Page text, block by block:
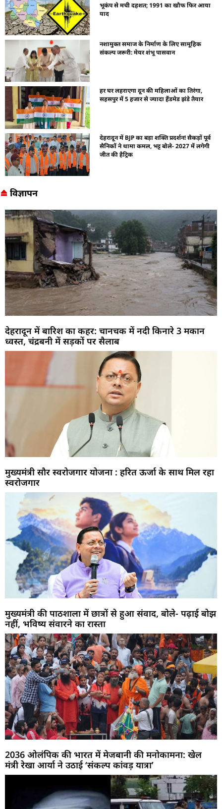
भूकंप से मची दहशत; 1991 का खौफ फिर आया
याद
नशामुक्त समाज के निर्माण के लिए सामूहिक
संकल्प जरूरी: मेयर शंभू पासवान
हर घर लहराएगा दून की महिलाओं का तिरंगा,
सहसपुर में 5 हजार से ज्यादा हैंडमेड झंडे तैयार
देहरादून में BJP का बड़ा शक्ति प्रदर्शन! सैकड़ों पूर्व
सैनिकों ने थामा कमल, भट्ट बोले- 2027 में लगेगी
जीत की हैट्रिक
विज्ञापन
देहरादून में बारिश का कहर: चानचक में नदी किनारे 3 मकान
ध्वस्त, चंद्रबनी में सड़कों पर सैलाब
मुख्यमंत्री सौर स्वरोजगार योजना : हरित ऊर्जा के साथ मिल रहा
स्वरोजगार
मुख्यमंत्री की पाठशाला में छात्रों से हुआ संवाद, बोले- पढ़ाई बोझ
नहीं, भविष्य संवारने का रास्ता
2036 ओलंपिक की भारत में मेजबानी की मनोकामना: खेल
मंत्री रेखा आर्या ने उठाई ‘संकल्प कांवड़ यात्रा’